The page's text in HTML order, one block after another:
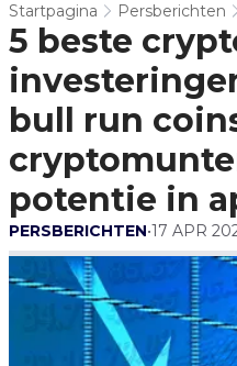
Startpagina Persberichten
5 beste
bull run
potentie in
PERSBERICHTEN•17 APR